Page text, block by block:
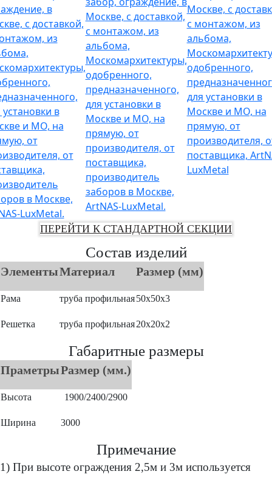
ПЕРЕЙТИ К СТАНДАРТНОЙ СЕКЦИИ
Состав изделий
ЭлементыМатериал Размер (мм)
Рама труба профильная50х50х3
Решетка труба профильная20х20х2
Габаритные размеры
ПраметрыРазмер (мм.)
Высота 1900/2400/2900
Ширина 3000
Примечание
1) При высоте ограждения 2,5м и 3м используется